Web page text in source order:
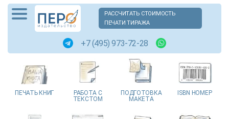
РАССЧИТАТЬ СТОИМОСТЬ
ПЕЧАТИ ТИРАЖА
+7 (495) 973-72-28
ПЕЧАТЬ КНИГ РАБОТА С
ТЕКСТОМ
ПОДГОТОВКА
МАКЕТА
ISBN НОМЕР